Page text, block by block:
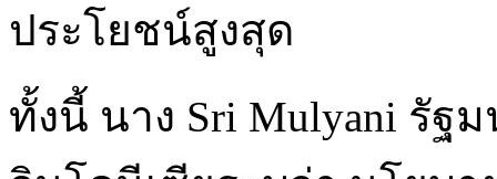
ประโยชน์สูงสุด
ทั้งนี้ นาง Sri Mulyani รัฐ